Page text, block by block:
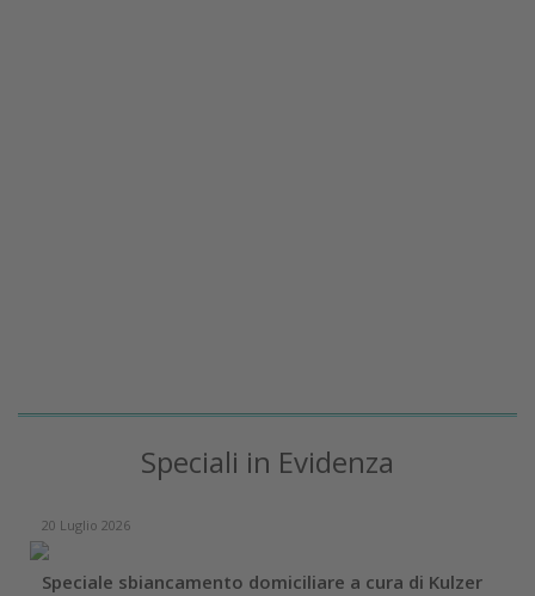
Speciali in Evidenza
20 Luglio 2026
Speciale sbiancamento domiciliare a cura di Kulzer